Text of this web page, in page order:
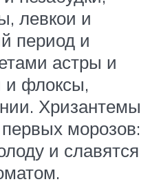
левкои и
период и
астры и
и флоксы,
Хризантемы
морозов:
и славятся